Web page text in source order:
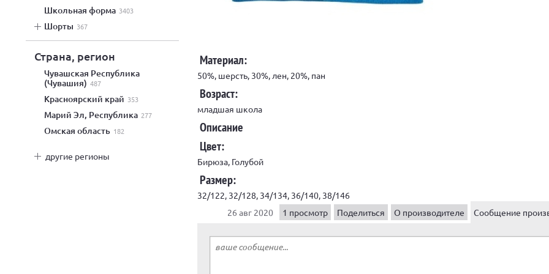
школьная форма 3403
шорты 367
Страна, регион
Чувашская Республика
(Чувашия) 487
Красноярский край 353
Марий Эл, Республика 277
Омская область 182
другие регионы
Материал:
50%, шерсть, 30%, лен, 20%, пан
Возраст:
младшая школа
Описание
Цвет:
Бирюза, Голубой
Размер:
32/122, 32/128, 34/134, 36/140, 38/146
26 авг 2020
1 просмотр Поделиться О производителе Сообщение